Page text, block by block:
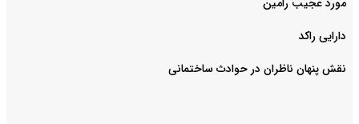
دارایی راکد
نقش پنهان ناظران در حوادث ساختمانی